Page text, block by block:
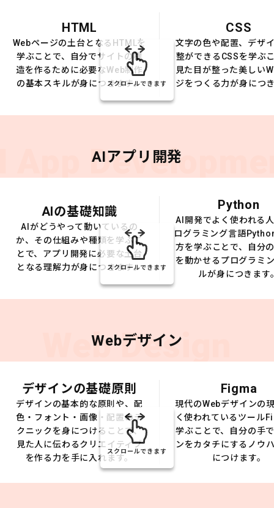
HTML
Webページの土台となるHTMLを
学ぶことで、自分でサイトの構
造を作るために必要なWeb制作
の基本スキルが身につきます。
CSS
文字の色や配置、デザ
整ができるCSSを学ぶ
見た目が整った美しい
ジをつくる力が身につ
スクロールできます
App AIアプリ開発
AIの基礎知識
AIがどうやって動いているの
か、その仕組みや種類を学ぶこ
とで、アプリ開発に必要な土台
となる理解力が身につきます。
Python
AI開発でよく使われる
ログラミング言語
方を学ぶことで、自分
を動かせるプログラミ
ルが身につきます
スクロールできます
Web Design
Webデザイン
デザインの基礎原則
デザインの基本的な原則や、配
色・フォント・画像・配置のテ
クニックを身につけることで、
見た人に伝わるクリエイティブ
を作る力を手に入れます。
Figma
現代のWebデザインの
く使われているツール
学ぶことで、自分の手
ンをカタチにするノウ
につけます。
スクロールできます